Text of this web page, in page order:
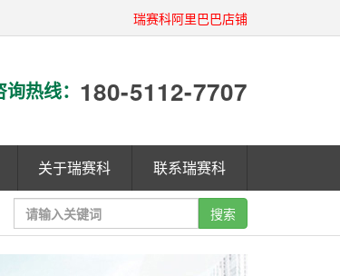
瑞赛科阿里巴巴店铺
热线： 180-5112-7707
关于瑞赛科 联系瑞赛科